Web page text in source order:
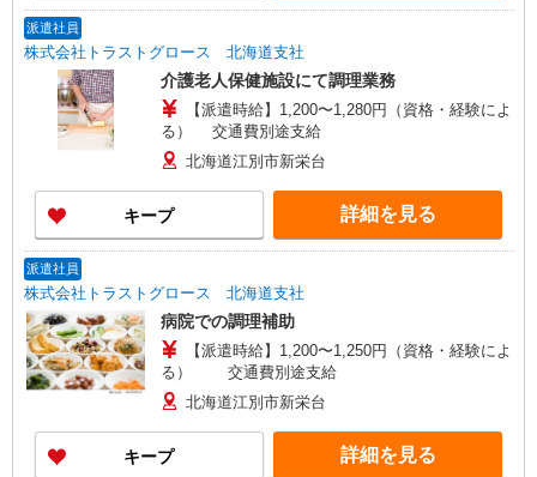
派遣社員
株式会社トラストグロース 北海道支社
介護老人保健施設にて調理業務
【派遣時給】1,200〜1,280円（資格・経験によ
る） 交通費別途支給
北海道江別市新栄台
キープ 詳細を見る
派遣社員
株式会社トラストグロース 北海道支社
病院での調理補助
【派遣時給】1,200〜1,250円（資格・経験によ
る） 交通費別途支給
北海道江別市新栄台
キープ 詳細を見る